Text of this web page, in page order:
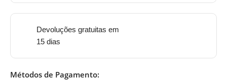
Devoluções gratuitas em
15 dias
Métodos de Pagamento: